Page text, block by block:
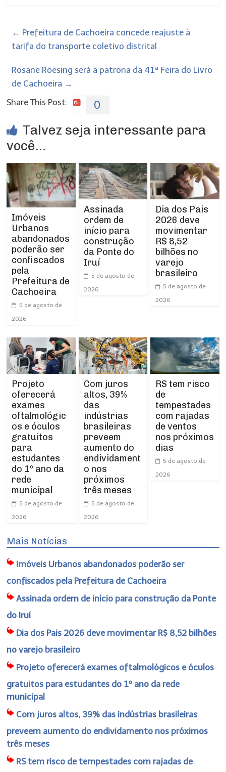
← Prefeitura de Cachoeira concede reajuste à
tarifa do transporte coletivo distrital
Rosane Röesing será a patrona da 41ª Feira do Livro
de Cachoeira →
Share This Post:
0
Talvez seja interessante para
você...
Imóveis
Urbanos
abandonados
poderão ser
confiscados
pela
Prefeitura de
Cachoeira
5 de agosto de
2026
Assinada
ordem de
início para
construção
da Ponte do
Iruí
5 de agosto de
2026
Dia dos Pais
2026 deve
movimentar
R$ 8,52
bilhões no
varejo
brasileiro
5 de agosto de
2026
Projeto
oferecerá
exames
oftalmológic
os e óculos
gratuitos
para
estudantes
do 1º ano da
rede
municipal
5 de agosto de
2026
Com juros
altos, 39%
das
indústrias
brasileiras
preveem
aumento do
endividament
o nos
próximos
três meses
5 de agosto de
2026
RS tem risco
de
tempestades
com rajadas
de ventos
nos próximos
dias
5 de agosto de
2026
Mais Notícias
Imóveis Urbanos abandonados poderão ser
confiscados pela Prefeitura de Cachoeira
Assinada ordem de início para construção da Ponte
do Iruí
Dia dos Pais 2026 deve movimentar R$ 8,52 bilhões
no varejo brasileiro
Projeto oferecerá exames oftalmológicos e óculos
gratuitos para estudantes do 1º ano da rede
municipal
Com juros altos, 39% das indústrias brasileiras
preveem aumento do endividamento nos próximos
três meses
RS tem risco de tempestades com rajadas de